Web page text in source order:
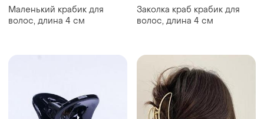
Маленький крабик для
волос, длина 4 см
Заколка краб крабик для
волос, длина 4 см